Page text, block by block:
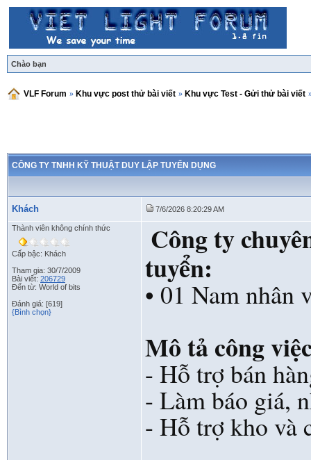
Chào bạn
VLF Forum » Khu vực post thử bài viết » Khu vực Test - Gửi thử bài viết
CÔNG TY TNHH KỸ THUẬT DUY LẬP TUYỂN DỤNG
Khách 7/6/2026 8:20:29 AM
Thành viên không chính thức
Cấp bậc: Khách
Tham gia: 30/7/2009
Bài viết: 206729
Đến từ: World of bits
Đánh giá: [619]
{Bình chọn}
Công ty
tuyển:
• 01 Nam nhân
Mô tả công
- Hỗ trợ bán
- Làm báo giá,
- Hỗ trợ kho và